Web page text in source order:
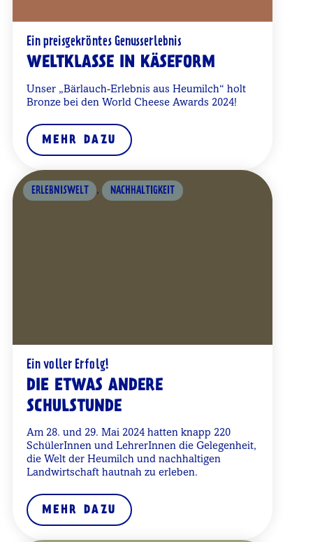
Ein preisgekröntes Genusserlebnis
WELTKLASSE IN KÄSEFORM
Unser „Bärlauch-Erlebnis aus Heumilch“ holt
Bronze bei den World Cheese Awards 2024!
MEHR DAZU
ERLEBNISWELT , NACHHALTIGKEIT
Ein voller Erfolg!
DIE ETWAS ANDERE
SCHULSTUNDE
Am 28. und 29. Mai 2024 hatten knapp 220
SchülerInnen und LehrerInnen die Gelegenheit,
die Welt der Heumilch und nachhaltigen
Landwirtschaft hautnah zu erleben.
MEHR DAZU